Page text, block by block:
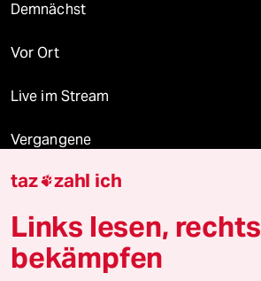
Demnächst
Vor Ort
Live im Stream
Vergangene
taz lab 2027
Mehr taz Lesestoff
taz zahl ich
Links lesen, rechts
bekämpfen